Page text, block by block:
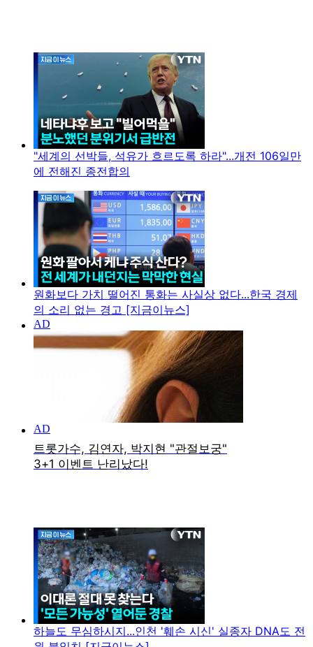
"세계의 선박들, 석유가 흐르도록 하라"...개전 106일만
에 전해진 종전합의
원화보다 가치 떨어진 통화는 사실상 없다...한국 경제
의 소리 없는 경고 [지금이뉴스]
하늘도 무심하시지...인천 '훼손 시신' 실종자 DNA도 전